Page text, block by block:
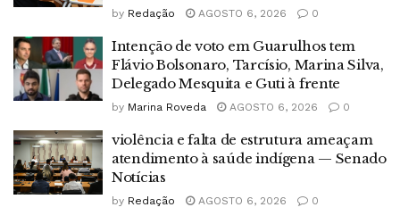
by Redação AGOSTO 6, 2026 0
Intenção de voto em Guarulhos tem
Flávio Bolsonaro, Tarcísio, Marina Silva,
Delegado Mesquita e Guti à frente
by Marina Roveda AGOSTO 6, 2026 0
violência e falta de estrutura ameaçam
atendimento à saúde indígena — Senado
Notícias
by Redação AGOSTO 6, 2026 0